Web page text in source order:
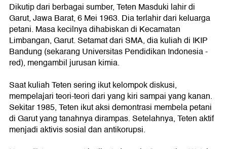
Dikutip dari berbagai sumber, Teten Masduki lahir di
Garut, Jawa Barat, 6 Mei 1963. Dia terlahir dari keluarga
petani. Masa kecilnya dihabiskan di Kecamatan
Limbangan, Garut. Setamat dari SMA, dia kuliah di IKIP
Bandung (sekarang Universitas Pendidikan Indonesia -
red), mengambil jurusan kimia.
Saat kuliah Teten sering ikut kelompok diskusi,
mempelajari teori-teori dari yang kiri sampai yang kanan.
Sekitar 1985, Teten ikut aksi demontrasi membela petani
di Garut yang tanahnya dirampas. Setelahnya, Teten aktif
menjadi aktivis sosial dan antikorupsi.